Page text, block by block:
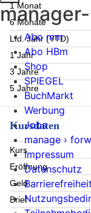
1 Monat
6 Monate
Lfd. Jahr (YTD)
1 Jahr
3 Jahre
5 Jahre
Kursdaten
Kurs
Eröffnung
Geld
Brief
Abo mm
Abo HBm
Shop
SPIEGEL
BuchMarkt
Werbung
Jobs
manage ›
Impressum
Datenschutz
Barrierefreiheit